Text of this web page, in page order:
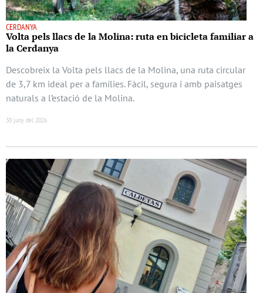
CERDANYA
Volta pels llacs de la Molina: ruta en bicicleta familiar a
la Cerdanya
Descobreix la Volta pels llacs de la Molina, una ruta circular
de 3,7 km ideal per a famílies. Fàcil, segura i amb paisatges
naturals a l’estació de la Molina.
30 juny del 2026